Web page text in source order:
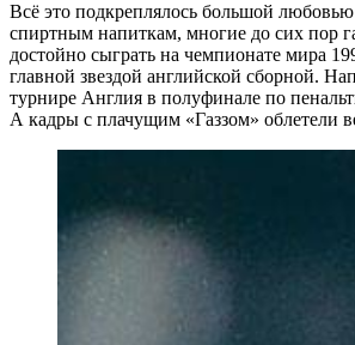
Всё это подкреплялось большой
спиртным напиткам, многие до сих пор
достойно сыграть на чемпионате мира
главной звездой английской сборной.
турнире Англия в полуфинале по
А кадры с плачущим «Газзом» облетели